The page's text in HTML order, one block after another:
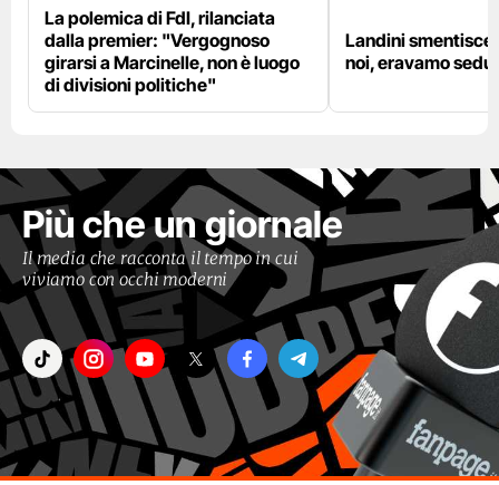
La polemica di FdI, rilanciata
dalla premier: "Vergognoso
girarsi a Marcinelle, non è luogo
di divisioni politiche"
Landini
noi, eravamo
Più che un giornale
Il media che racconta il tempo in cui
viviamo con occhi moderni